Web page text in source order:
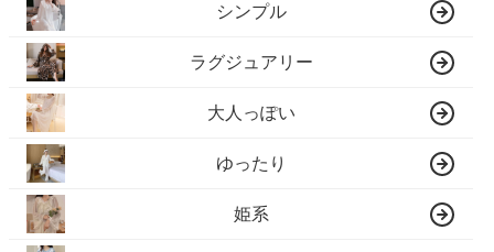
シンプル
ラグジュアリー
大人っぽい
ゆったり
姫系